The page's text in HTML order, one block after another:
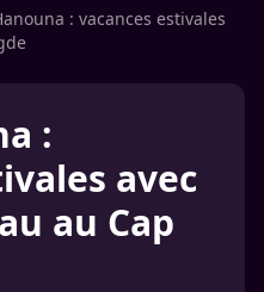
: vacances estivales
:
avec
au Cap